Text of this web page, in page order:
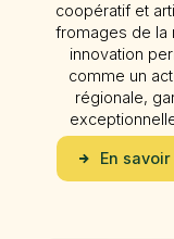
coopératif et
fromages de la
innovation
comme un
régionale,
En